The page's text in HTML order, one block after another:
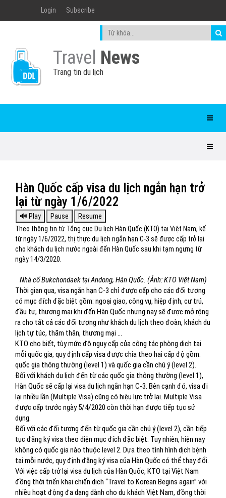
Login Subscribe
Travel News
Trang tin du lịch
Hàn Quốc cấp visa du lịch ngắn hạn trở
lại từ ngày 1/6/2022
Theo thông tin từ Tổng cục Du lịch Hàn Quốc (KTO) tại Việt Nam, kể
từ ngày 1/6/2022, thị thực du lịch ngắn hạn C-3 sẽ được cấp trở lại
cho khách du lịch nước ngoài đến Hàn Quốc sau khi tạm ngưng từ
ngày 14/3/2020.
Nhà cổ Bukchondaek tại Andong, Hàn Quốc. (Ảnh: KTO Việt Nam)
Thời gian qua, visa ngắn hạn C-3 chỉ được cấp cho các đối tượng
có mục đích đặc biệt gồm: ngoại giao, công vụ, hiệp định, cư trú,
đầu tư, thương mại khi đến Hàn Quốc nhưng nay sẽ được mở rộng
ra cho tất cả các đối tượng như khách du lịch theo đoàn, khách du
lịch tự túc, thăm thân, thương mại …
KTO cho biết, tùy mức độ nguy cấp của công tác phòng dịch tại
mỗi quốc gia, quy định cấp visa được chia theo hai cấp độ gồm:
quốc gia thông thường (level 1) và quốc gia cần chú ý (level 2).
Đối với khách du lịch đến từ các quốc gia thông thường (level 1),
Hàn Quốc sẽ cấp lại visa du lịch ngắn hạn C-3. Bên cạnh đó, visa đi
lại nhiều lần (Multiple Visa) cũng có hiệu lực trở lại. Multiple Visa
được cấp trước ngày 5/4/2020 còn thời hạn được tiếp tục sử
dụng.
Đối với các đối tượng đến từ quốc gia cần chú ý (level 2), cần tiếp
tục đăng ký visa theo diện mục đích đặc biệt. Tuy nhiên, hiện nay
không có quốc gia nào thuộc level 2. Dựa theo tình hình dịch bệnh
tại mỗi nước, quy định đăng ký visa của Hàn Quốc có thể thay đổi.
Với việc cấp trở lại visa du lịch của Hàn Quốc, KTO tại Việt Nam
đồng thời triển khai chiến dịch “Travel to Korean Begins again” với
nhiều hoạt động đa dạng dành cho du khách Việt Nam, đồng thời